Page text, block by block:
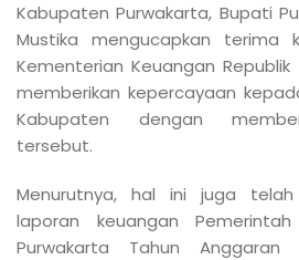
Kabupaten Purwakarta, Bupati
Mustika mengucapkan terima
Kementerian Keuangan
memberikan kepercayaan
Kabupaten dengan
tersebut.
Menurutnya, hal ini juga telah
laporan keuangan
Purwakarta Tahun Anggaran